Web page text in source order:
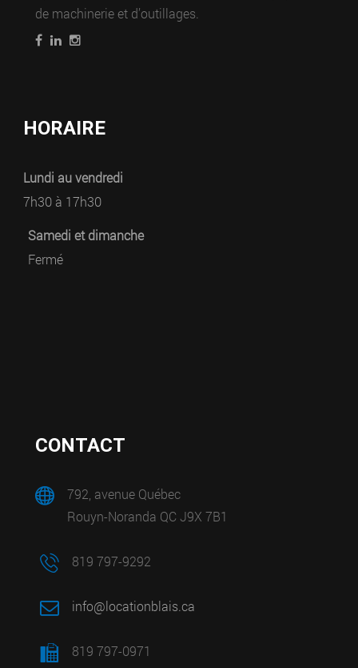
de machinerie et d’outillages.
HORAIRE
Lundi au vendredi
7h30 à 17h30
Samedi et dimanche
Fermé
CONTACT
792, avenue Québec
Rouyn-Noranda QC J9X 7B1
819 797-9292
info@locationblais.ca
819 797-0971